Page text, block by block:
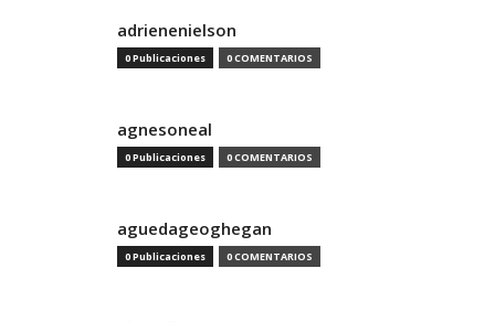
adrienenielson
0 Publicaciones 0 COMENTARIOS
agnesoneal
0 Publicaciones 0 COMENTARIOS
aguedageoghegan
0 Publicaciones 0 COMENTARIOS